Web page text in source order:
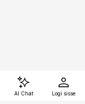
AI Chat Logi sisse